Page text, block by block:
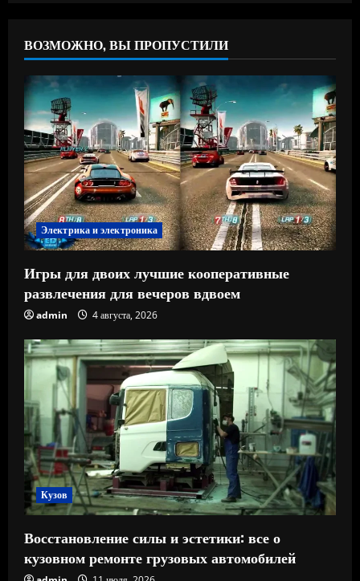
ВОЗМОЖНО, ВЫ ПРОПУСТИЛИ
Электрика и электроника
Игры для двоих лучшие кооперативные
развлечения для вечеров вдвоем
admin 4 августа, 2026
Кузов
Восстановление силы и эстетики: все о
кузовном ремонте грузовых автомобилей